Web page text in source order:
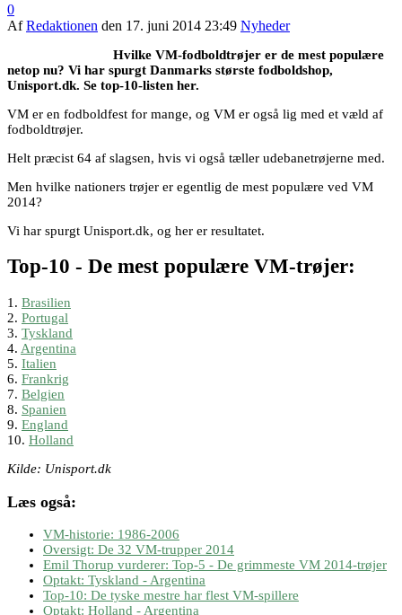
0
AfRedaktionen den 17. juni 2014 23:49 Nyheder
Hvilke VM-fodboldtrøjer er de mest populære
netop nu? Vi har spurgt Danmarks største fodboldshop,
Unisport.dk. Se top-10-listen her.
VM er en fodboldfest for mange, og VM er også lig med et væld af
fodboldtrøjer.
Helt præcist 64 af slagsen, hvis vi også tæller udebanetrøjerne med.
Men hvilke nationers trøjer er egentlig de mest populære ved VM
2014?
Vi har spurgt Unisport.dk, og her er resultatet.
Top-10 - De mest populære VM-trøjer:
1. Brasilien
2. Portugal
3. Tyskland
4. Argentina
5. Italien
6. Frankrig
7. Belgien
8. Spanien
9. England
10. Holland
Kilde: Unisport.dk
Læs også:
VM-historie: 1986-2006
Oversigt: De 32 VM-trupper 2014
Emil Thorup vurderer: Top-5 - De grimmeste VM 2014-trøjer
Optakt: Tyskland - Argentina
Top-10: De tyske mestre har flest VM-spillere
Optakt: Holland - Argentina